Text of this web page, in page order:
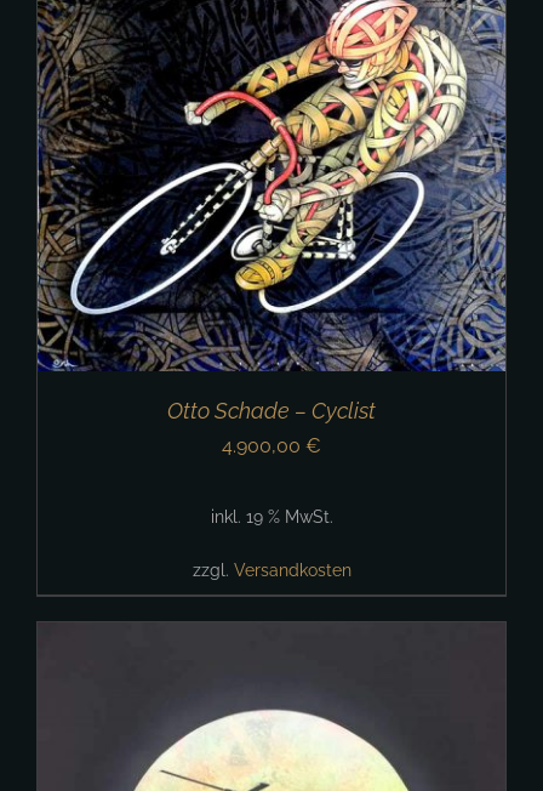
Otto Schade – Cyclist
4.900,00 €
inkl. 19 % MwSt.
zzgl. Versandkosten